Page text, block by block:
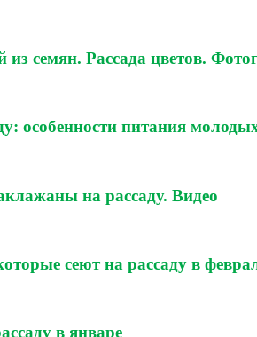
семян. Рассада цветов.
особенности питания
на рассаду. Видео
сеют на рассаду в
в январе